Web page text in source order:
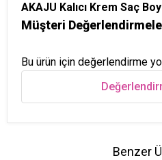
AKAJU Kalıcı Krem Saç
Müşteri
Bu ürün için değerlendirme
Benzer